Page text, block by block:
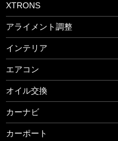
XTRONS
アライメント調整
インテリア
エアコン
オイル交換
カーナビ
カーポート